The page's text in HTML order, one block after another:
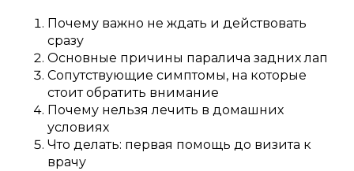
Почему важно не ждать и действовать
сразу
Основные причины паралича задних лап
Сопутствующие симптомы, на которые
стоит обратить внимание
Почему нельзя лечить в домашних
условиях
Что делать: первая помощь до визита к
врачу